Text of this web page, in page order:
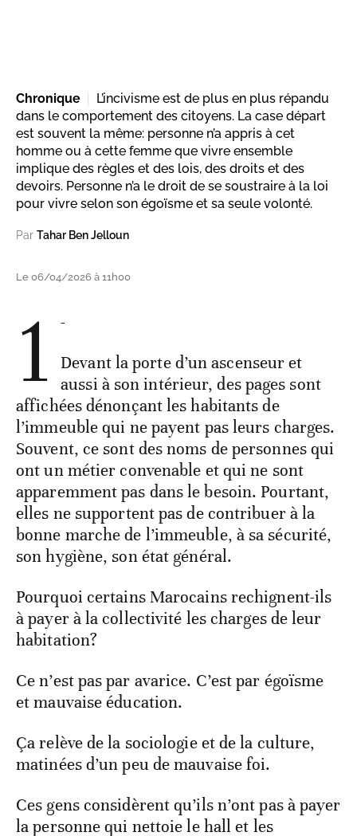
Chronique
L’incivisme est de plus en plus répandu
dans le comportement des citoyens. La case départ
est souvent la même: personne n’a appris à cet
homme ou à cette femme que vivre ensemble
implique des règles et des lois, des droits et des
devoirs. Personne n’a le droit de se soustraire à la loi
pour vivre selon son égoïsme et sa seule volonté.
Par Tahar Ben Jelloun
Le 06/04/2026 à 11h00
1
-
Devant la porte d’un ascenseur et
aussi à son intérieur, des pages sont
affichées dénonçant les habitants de
l’immeuble qui ne payent pas leurs charges.
Souvent, ce sont des noms de personnes qui
ont un métier convenable et qui ne sont
apparemment pas dans le besoin. Pourtant,
elles ne supportent pas de contribuer à la
bonne marche de l’immeuble, à sa sécurité,
son hygiène, son état général.
Pourquoi certains Marocains rechignent-ils
à payer à la collectivité les charges de leur
habitation?
Ce n’est pas par avarice. C’est par égoïsme
et mauvaise éducation.
Ça relève de la sociologie et de la culture,
matinées d’un peu de mauvaise foi.
Ces gens considèrent qu’ils n’ont pas à payer
la personne qui nettoie le hall et les